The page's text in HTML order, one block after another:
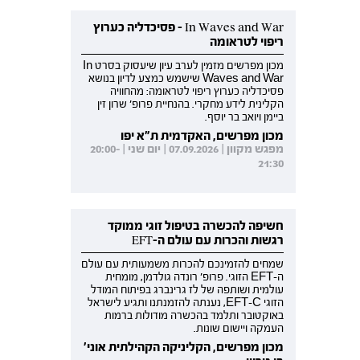
In Waves and War - פסיכדליה כערוץ
ריפוי לטראומה
מכון מפרשים מזמין לערב עיון שיעסוק בסרט In
Waves and War שישמש כמצע לדיון בנושא
פסיכדליה כערוץ ריפוי לטראומה: מהחוויה
הקלינית לידע מחקרי. בהנחיית פרופ' שרון זין
ביימן ויואב בר יוסף.
מכון מפרשים, האקדמית ת"א יפו
מפגש מקוון | 07.09.2026 | יום שני | 20:00-
21:30
חשיפה להכשרה בטיפול זוגי ממוקד
רגשות והכרות עם עולם ה-EFT
שמחים להזמינכם להכרות משמעותית עם עולם
ה-EFT הזוגי. פרופ' רונדה גולדמן, מומחית
עולמית ושותפה של לז גרינברג בפיתוח המודל
הזוגי EFT-C, נענתה להזמנתנו ותגיע לישראל
באוקטובר ותלמד בהכשרה מודולות ברמות
העמקה ויישום שונות.
מכון מפרשים, הקליניקה הקהילתית אוני'